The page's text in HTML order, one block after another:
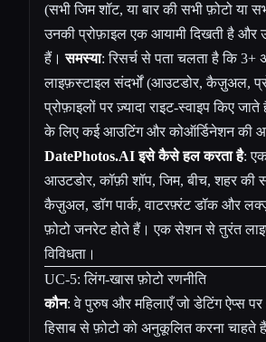
(सभी जिम शॉट, या बार की सभी फ़ोटो या
उनकी प्रोफ़ाइल एक आयामी दिखती है और
हैं।समस्या: रिसर्च से पता चलता है कि
लाइफ़स्टाइल संदर्भों (आउटडोर, कैज़ुअल,
प्रोफ़ाइलों पर ज़्यादा राइट-स्वाइप किए
के लिए कई आउटिंग और कोऑर्डिनेशन की
DatePhotos.AI इसे कैसे हल करता है:
आउटडोर, कॉफ़ी शॉप, जिम, बीच, शहर की
कैज़ुअल, डॉग पार्क, वाटरफ़्रंट डॉक और
फ़ोटो जनरेट होते हैं। एक सेशन से तुरंत
विविधता।
UC-5: लिंग-खास फ़ोटो रणनीति
कौन: वे पुरुष और महिलाएँ जो डेटिंग ऐप्स
हिसाब से फ़ोटो को अनुकूलित करना चाहते